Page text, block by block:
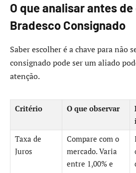
O que analisar antes
Bradesco Consignado
Saber escolher é a chave para não
consignado pode ser um aliado
atenção.
Critério O que observar
Taxa de
Juros
Compare com o
mercado. Varia
entre 1,00% e